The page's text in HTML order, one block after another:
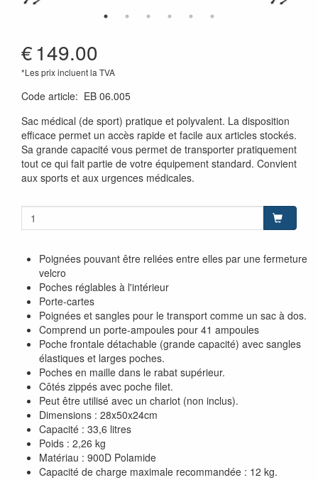
€149.00
*Les prix incluent la TVA
Code article: EB 06.005
Sac médical (de sport) pratique et polyvalent. La disposition
efficace permet un accès rapide et facile aux articles stockés.
Sa grande capacité vous permet de transporter pratiquement
tout ce qui fait partie de votre équipement standard. Convient
aux sports et aux urgences médicales.
Poignées pouvant être reliées entre elles par une fermeture
velcro
Poches réglables à l'intérieur
Porte-cartes
Poignées et sangles pour le transport comme un sac à dos.
Comprend un porte-ampoules pour 41 ampoules
Poche frontale détachable (grande capacité) avec sangles
élastiques et larges poches.
Poches en maille dans le rabat supérieur.
Côtés zippés avec poche filet.
Peut être utilisé avec un chariot (non inclus).
Dimensions : 28x50x24cm
Capacité : 33,6 litres
Poids : 2,26 kg
Matériau : 900D Polamide
Capacité de charge maximale recommandée : 12 kg.